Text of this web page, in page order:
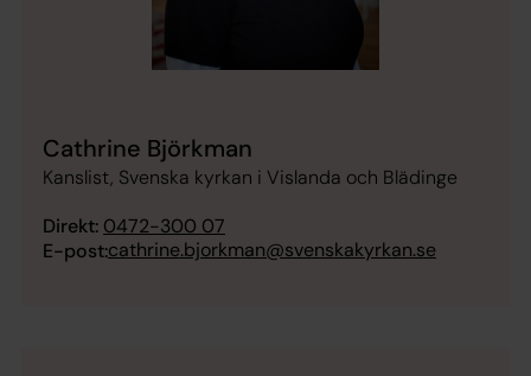
Cathrine Björkman
Kanslist, Svenska kyrkan i Vislanda och Blädinge
Direkt: 0472-300 07
E-post:cathrine.bjorkman@svenskakyrkan.se